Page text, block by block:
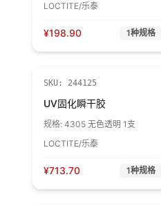
LOCTITE/乐泰
¥198.90 1种规格
SKU: 244125
UV固化瞬干胶
规格: 4305 无色透明 1支
LOCTITE/乐泰
¥713.70 1种规格